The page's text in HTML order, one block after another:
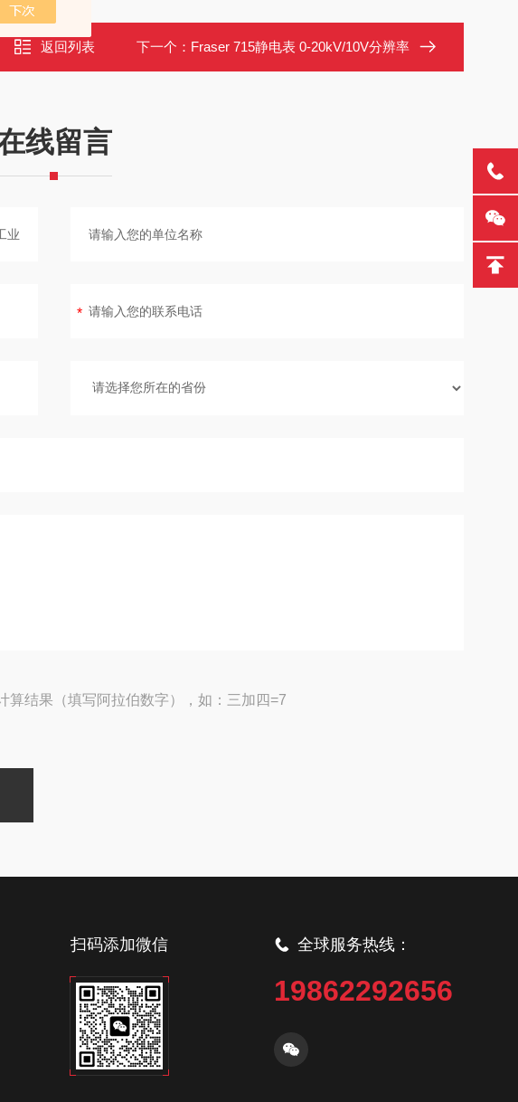
返回列表 下一个： Fraser 715静电表 0-20kV/10V分辨率
线留言
算结果（填写阿拉伯数字），如：三加四=7
扫码添加微信 全球服务热线：
19862292656